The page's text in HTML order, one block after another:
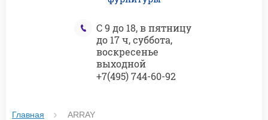
С 9 до 18, в пятницу
до 17 ч, суббота,
воскресенье
выходной
+7(495) 744-60-92
Главная ARRAY